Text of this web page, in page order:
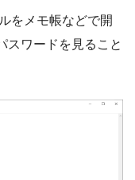
をメモ帳などで開
スワードを見ること